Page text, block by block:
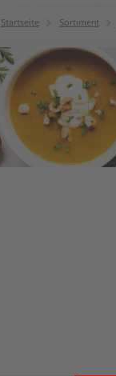
Startseite Sortiment